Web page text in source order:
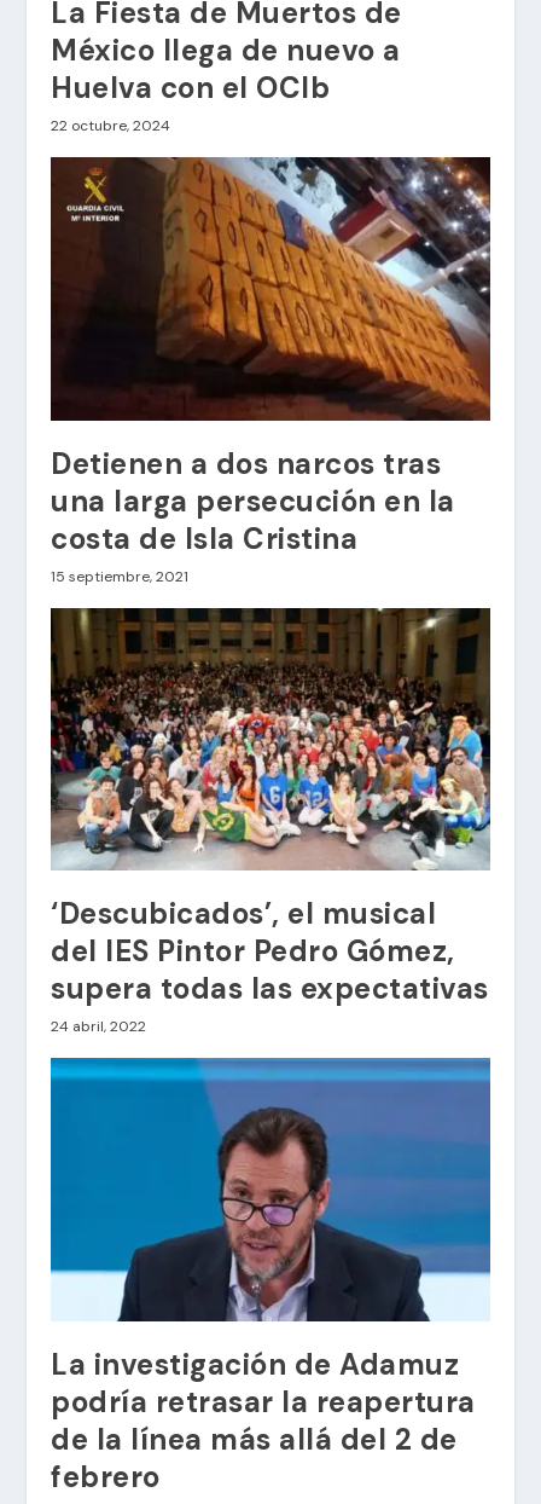
La Fiesta de Muertos de
México llega de nuevo a
Huelva con el OCIb
22 octubre, 2024
Detienen a dos narcos tras
una larga persecución en la
costa de Isla Cristina
15 septiembre, 2021
‘Descubicados’, el musical
del IES Pintor Pedro Gómez,
supera todas las expectativas
24 abril, 2022
La investigación de Adamuz
podría retrasar la reapertura
de la línea más allá del 2 de
febrero